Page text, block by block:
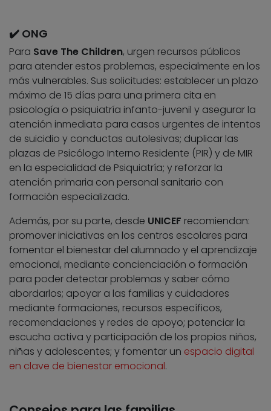
✔️ ONG
Para Save The Children, urgen recursos públicos
para atender estos problemas, especialmente en los
más vulnerables. Sus solicitudes: establecer un plazo
máximo de 15 días para una primera cita en
psicología o psiquiatría infanto-juvenil y asegurar la
atención inmediata para casos urgentes de intentos
de suicidio y conductas autolesivas; duplicar las
plazas de Psicólogo Interno Residente (PIR) y de MIR
en la especialidad de Psiquiatría; y reforzar la
atención primaria con personal sanitario con
formación especializada.
Además, por su parte, desde UNICEF recomiendan:
promover iniciativas en los centros escolares para
fomentar el bienestar del alumnado y el aprendizaje
emocional, mediante concienciación o formación
para poder detectar problemas y saber cómo
abordarlos; apoyar a las familias y cuidadores
mediante formaciones, recursos específicos,
recomendaciones y redes de apoyo; potenciar la
escucha activa y participación de los propios niños,
niñas y adolescentes; y fomentar un espacio digital
en clave de bienestar emocional.